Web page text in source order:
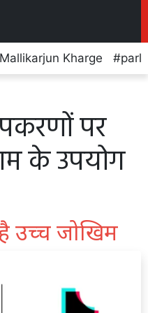
Mallikarjun Kharge
पर
के उपयोग
उच्च जोखिम